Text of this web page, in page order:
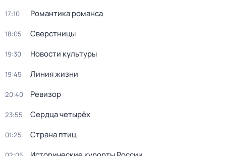
17:10 Романтика романса
18:05 Сверстницы
19:30 Новости культуры
19:45 Линия жизни
20:40 Ревизор
23:55 Сердца четырёх
01:25 Страна птиц